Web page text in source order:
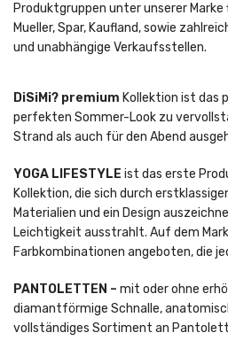
Produktgruppen unter unserer Marke
Mueller, Spar, Kaufland, sowie
und unabhängige Verkaufsstellen.
DiSiMi? premium Kollektion ist das
perfekten Sommer-Look zu
Strand als auch für den Abend
YOGA LIFESTYLE ist das erste
Kollektion, die sich durch
Materialien und ein Design
Leichtigkeit ausstrahlt. Auf dem
Farbkombinationen angeboten, die
PANTOLETTEN – mit oder ohne
diamantförmige Schnalle,
vollständiges Sortiment an